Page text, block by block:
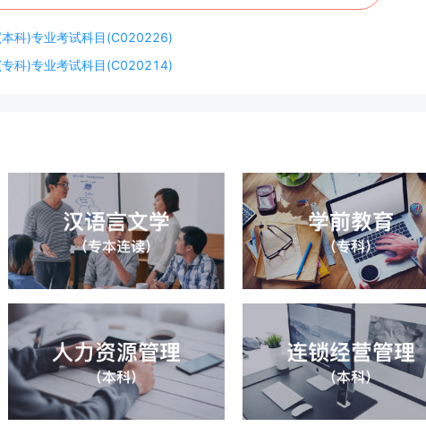
科)专业考试科目(C020226)
科)专业考试科目(C020214)